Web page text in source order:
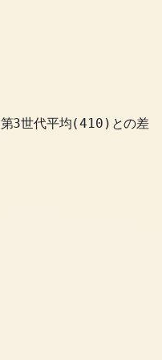
第3世代平均(410)との差